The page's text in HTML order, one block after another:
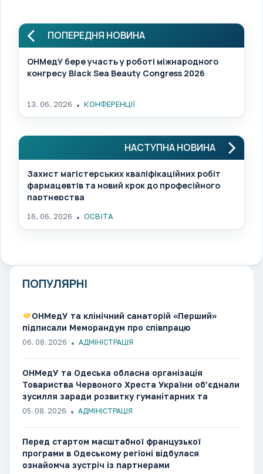
ПОПЕРЕДНЯ НОВИНА
ОНМедУ бере участь у роботі міжнародного
конгресу Black Sea Beauty Congress 2026
13. 06. 2026 КОНФЕРЕНЦІЇ
НАСТУПНА НОВИНА
Захист магістерських кваліфікаційних робіт
фармацевтів та новий крок до професійного
партнерства
16. 06. 2026 ОСВІТА
ПОПУЛЯРНІ
ОНМедУ та клінічний санаторій «Перший»
підписали Меморандум про співпрацю
06. 08. 2026 АДМІНІСТРАЦІЯ
ОНМедУ та Одеська обласна організація
Товариства Червоного Хреста України об’єднали
зусилля заради розвитку гуманітарних та
медико-соціальних ініціатив
05. 08. 2026 АДМІНІСТРАЦІЯ
Перед стартом масштабної французької
програми в Одеському регіоні відбулася
ознайомча зустріч із партнерами